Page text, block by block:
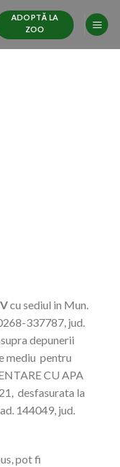
ADOPTĂ LA
ZOO
cu sediul in Mun.
337787, jud.
depunerii
mediu pentru
CU APA
desfasurata la
144049, jud.
pot fi